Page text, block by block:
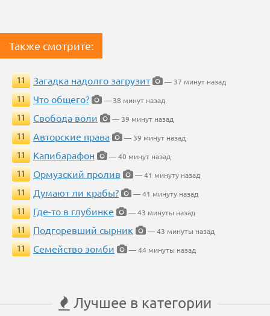
Также смотрите:
11 Загадка надолго загрузит
— 37 минут назад
11
Что общего?
— 38 минут назад
11
Свобода воли
— 39 минут назад
11
Авторские права
— 39 минут назад
11
Капибарафон
— 40 минут назад
11
Ормузский пролив
— 41 минуту назад
11
Думают ли крабы?
— 41 минуту назад
11
Где-то в глубинке
— 43 минуты назад
11
Подгоревший сырник
— 43 минуты назад
11
Семейство зомби — 44 минуты назад
Лучшее в категории